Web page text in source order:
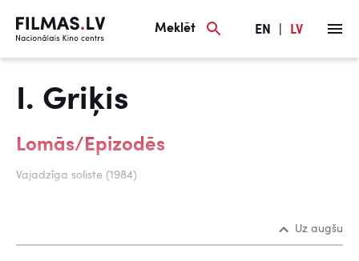
Meklēt EN LV
I. Griķis
Lomās/Epizodēs
Vajadzīga soliste (1984)
Uz augšu